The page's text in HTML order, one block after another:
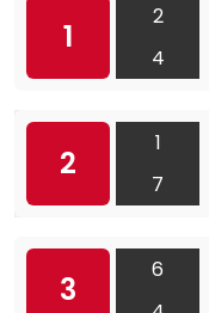
1
2
4
2
1
7
3
6